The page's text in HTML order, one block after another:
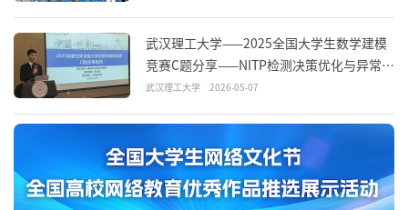
武汉理工大学——2025全国大学生数学建模
竞赛C题分享——NITP检测决策优化与异常识
别
武汉理工大学 2026-05-07